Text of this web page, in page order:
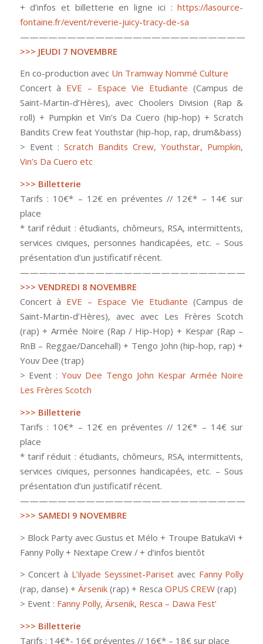
+ d’infos et billetterie en ligne ici :https://lasource-
fontaine.fr/event/reverie-juicy-tracy-de-sa
————————————————————————
>>> JEUDI 7 NOVEMBRE
En co-production avec Un Tramway Nommé Culture
Concert à EVE – Espace Vie Etudiante (Campus de
Saint-Martin-d’Hères), avec Choolers Division (Rap &
roll) + Pumpkin et Vin’s Da Cuero (hip-hop) + Scratch
Bandits Crew feat Youthstar (hip-hop, rap, drum&bass)
> Event : Scratch Bandits Crew, Youthstar, Pumpkin,
Vin’s Da Cuero etc
>>> Billetterie
Tarifs : 10€* – 12€ en préventes // 12€* – 14€ sur
place
* tarif réduit : étudiants, chômeurs, RSA, intermittents,
services civiques, personnes handicapées, etc. – Sous
présentation d’un justificatif récent.
————————————————————————
>>> VENDREDI 8 NOVEMBRE
Concert à EVE – Espace Vie Etudiante (Campus de
Saint-Martin-d’Hères), avec avec Les Frères Scotch
(rap) + Armée Noire (Rap / Hip-Hop) + Kespar (Rap –
RnB – Reggae/Dancehall) + Tengo John (hip-hop, rap) +
Youv Dee (trap)
> Event :Youv Dee Tengo John Kespar Armée Noire
Les Frères Scotch
>>> Billetterie
Tarifs : 10€* – 12€ en préventes // 12€* – 14€ sur
place
* tarif réduit : étudiants, chômeurs, RSA, intermittents,
services civiques, personnes handicapées, etc. – Sous
présentation d’un justificatif récent.
————————————————————————
>>> SAMEDI 9 NOVEMBRE
> Block Party avec Gustus et Mélo + Troupe BatukaVi +
Fanny Polly + Nextape Crew / + d’infos bientôt
> Concert à L’ilyade Seyssinet-Parisetavec Fanny Polly
(rap, danse) + Ärsenik(rap) + Resca OPUS CREW(rap)
> Event : Fanny Polly, Ärsenik, Resca – Dawa Fest’
>>> Billetterie
Tarifs : 14€*- 16€ préventes // 16€* – 18€ sur place